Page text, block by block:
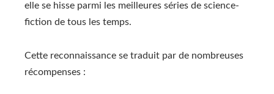
elle se hisse parmi les meilleures séries de science-
fiction de tous les temps.
Cette reconnaissance se traduit par de nombreuses
récompenses :